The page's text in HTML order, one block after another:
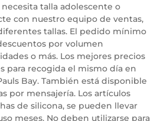
talla adolescente o
con nuestro equipo de ventas,
tallas. El pedido mínimo
por volumen
o más. Los mejores precios
para recogida el mismo día en
Bay. También está disponible
por mensajería. Los artículos
de silicona, se pueden llevar
meses. No deben utilizarse para